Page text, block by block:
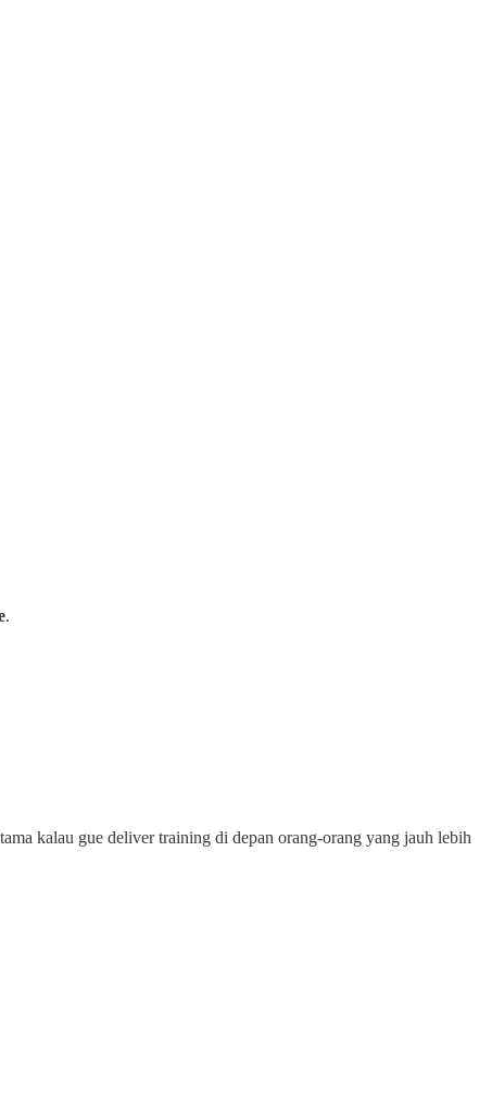
.
kalau gue deliver training di depan orang-orang yang jauh lebih